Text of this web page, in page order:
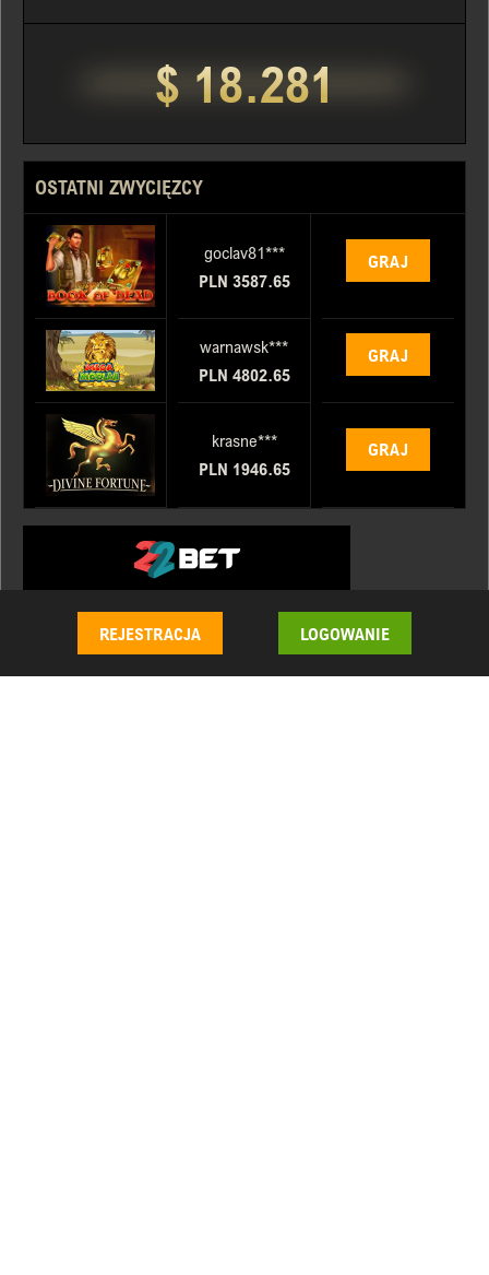
$ 18.281
OSTATNI ZWYCIĘZCY
goclav81***
PLN 3587.65
GRAJ
warnawsk***
PLN 4802.65
GRAJ
krasne***
PLN 1946.65
GRAJ
REJESTRACJA LOGOWANIE